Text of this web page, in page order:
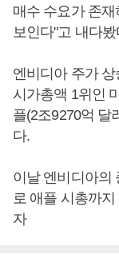
매수 수요가 존
보인다"고 내다봤
엔비디아 주가
시가총액 1위인
플(2조9270억 달
다.
이날 엔비디아의
로 애플 시총까지
자